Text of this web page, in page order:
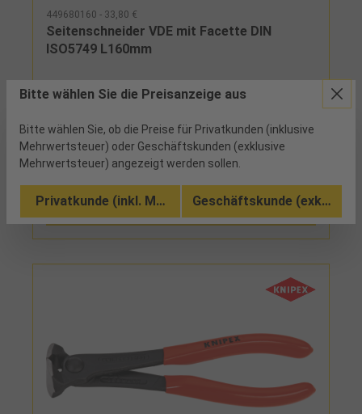
449680160 - 33,80 €
Seitenschneider VDE mit Facette DIN
ISO5749 L160mm
4 verfügbar
Kopf poliert, mit Facette, Griffe isoliert mit
Mehrkomponenten-Hüllen, schlanke Kopfform,
sauberer Schnitt auch an den Schneidenspitzen
Zu den Ausführungen (3)
Bitte wählen Sie die Preisanzeige aus
Bitte wählen Sie, ob die Preise für Privatkunden (inklusive
Mehrwertsteuer) oder Geschäftskunden (exklusive
Mehrwertsteuer) angezeigt werden sollen.
Privatkunde (inkl. MwSt.) Geschäftskunde (exkl.